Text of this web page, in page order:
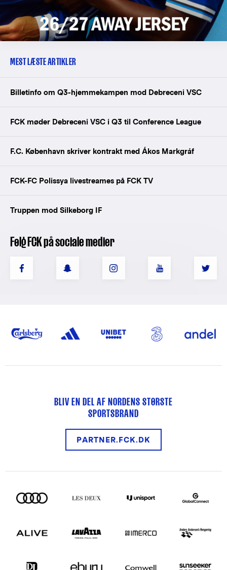
MEST LÆSTE ARTIKLER
Billetinfo om Q3-hjemmekampen mod Debreceni VSC
FCK møder Debreceni VSC i Q3 til Conference League
F.C. København skriver kontrakt med Ákos Markgráf
FCK-FC Polissya livestreames på FCK TV
Truppen mod Silkeborg IF
Følg FCK på sociale medier
BLIV EN DEL AF NORDENS STØRSTE
SPORTSBRAND
PARTNER.FCK.DK